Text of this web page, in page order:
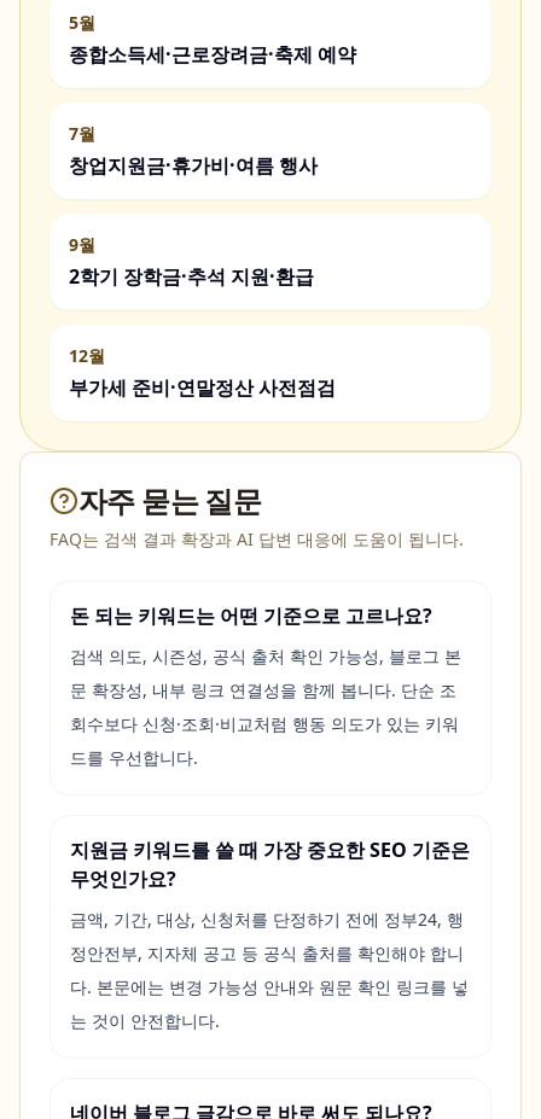
5월
종합소득세·근로장려금·축제 예약
7월
창업지원금·휴가비·여름 행사
9월
2학기 장학금·추석 지원·환급
12월
부가세 준비·연말정산 사전점검
자주 묻는 질문
FAQ는 검색 결과 확장과 AI 답변 대응에 도움이 됩니다.
돈 되는 키워드는 어떤 기준으로 고르나요?
검색 의도, 시즌성, 공식 출처 확인 가능성, 블로그 본
문 확장성, 내부 링크 연결성을 함께 봅니다. 단순 조
회수보다 신청·조회·비교처럼 행동 의도가 있는 키워
드를 우선합니다.
지원금 키워드를 쓸 때 가장 중요한 SEO 기준은
무엇인가요?
금액, 기간, 대상, 신청처를 단정하기 전에 정부24, 행
정안전부, 지자체 공고 등 공식 출처를 확인해야 합니
다. 본문에는 변경 가능성 안내와 원문 확인 링크를 넣
는 것이 안전합니다.
네이버 블로그 글감으로 바로 써도 되나요?